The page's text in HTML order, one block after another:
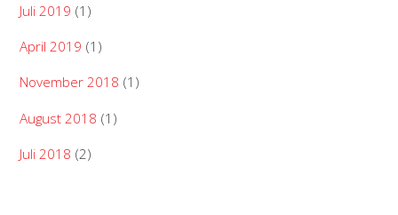
Juli 2019 (1)
April 2019 (1)
November 2018 (1)
August 2018 (1)
Juli 2018 (2)